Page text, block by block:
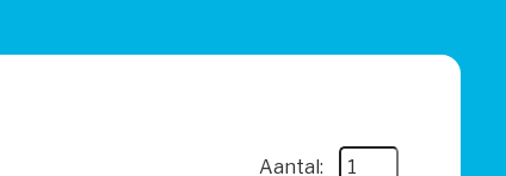
Aantal: